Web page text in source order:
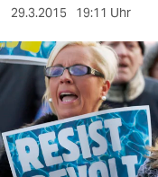
wahrheit
verlag
verlag
veranstaltungen
shop
29.3.2015 19:11 Uhr